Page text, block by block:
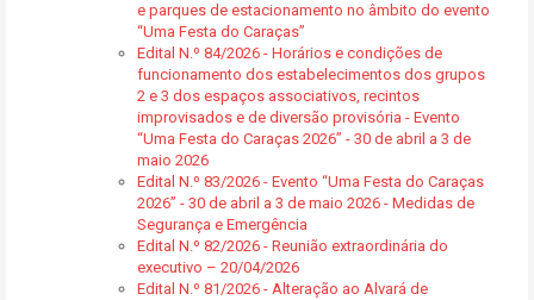
e parques de estacionamento no âmbito do evento
“Uma Festa do Caraças”
Edital N.º 84/2026 - Horários e condições de
funcionamento dos estabelecimentos dos grupos
2 e 3 dos espaços associativos, recintos
improvisados e de diversão provisória - Evento
“Uma Festa do Caraças 2026” - 30 de abril a 3 de
maio 2026
Edital N.º 83/2026 - Evento “Uma Festa do Caraças
2026” - 30 de abril a 3 de maio 2026 - Medidas de
Segurança e Emergência
Edital N.º 82/2026 - Reunião extraordinária do
executivo – 20/04/2026
Edital N.º 81/2026 - Alteração ao Alvará de